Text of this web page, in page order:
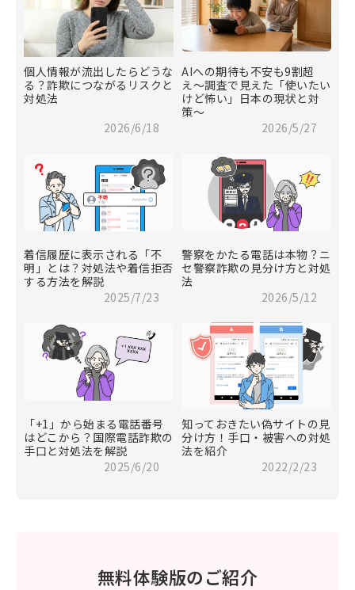
個人情報が流出したらどうな
る？詐欺につながるリスクと
対処法
2026/6/18
AIへの期待も不安も9割超
え〜調査で見えた「使いたい
けど怖い」日本の現状と対
策〜
2026/5/27
着信履歴に表示される「不
明」とは？対処法や着信拒否
する方法を解説
2025/7/23
警察をかたる電話は本物？ニ
セ警察詐欺の見分け方と対処
法
2026/5/12
「+1」から始まる電話番号
はどこから？国際電話詐欺の
手口と対処法を解説
2025/6/20
知っておきたい偽サイトの見
分け方！手口・被害への対処
法を紹介
2022/2/23
無料体験版のご紹介